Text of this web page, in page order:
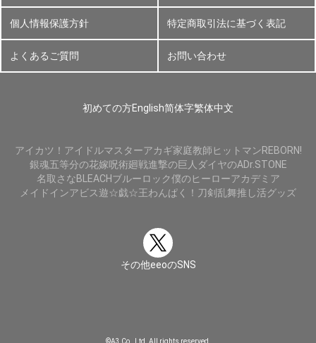
個人情報保護方針 特定商取引法に基づく表記
よくあるご質問 お問い合わせ
初めての方English简体字繁体中文
アイカツ！ アイドルマスターアカギ家庭教師ヒットマンREBORN!
銀魂五等分の花嫁呪術廻戦進撃の巨人 ダイヤのADr.STONE
名取さなBLEACHブルーロック僕のヒーローアカデミア
メイドインアビス遊☆戯☆王わんぱく！刀剣乱舞推し活グッズ
その他eeoのSNS
©A3 Co., Ltd. All rights reserved.